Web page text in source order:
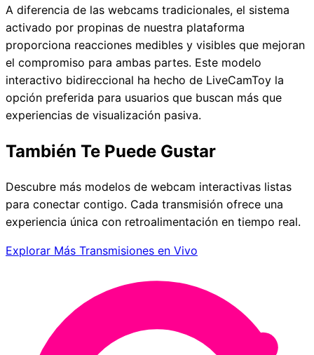
A diferencia de las webcams tradicionales, el sistema
activado por propinas de nuestra plataforma
proporciona reacciones medibles y visibles que mejoran
el compromiso para ambas partes. Este modelo
interactivo bidireccional ha hecho de LiveCamToy la
opción preferida para usuarios que buscan más que
experiencias de visualización pasiva.
También Te Puede Gustar
Descubre más modelos de webcam interactivas listas
para conectar contigo. Cada transmisión ofrece una
experiencia única con retroalimentación en tiempo real.
Explorar Más Transmisiones en Vivo